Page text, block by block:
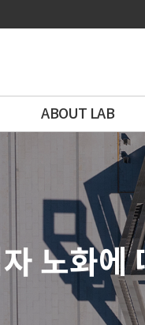
ABOUT LAB